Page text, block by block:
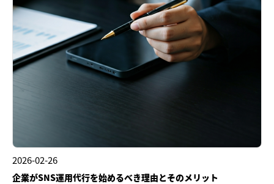
2026-02-26
企業がSNS運用代行を始めるべき理由とそのメリット